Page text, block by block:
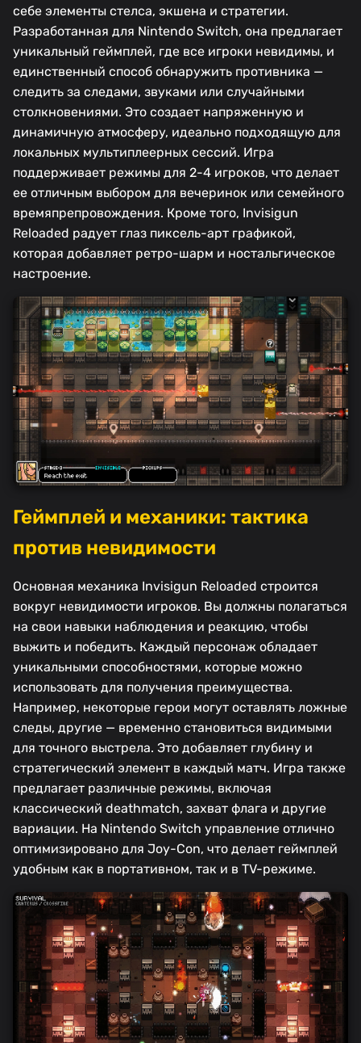
себе элементы стелса, экшена и стратегии.
Разработанная для Nintendo Switch, она предлагает
уникальный геймплей, где все игроки невидимы, и
единственный способ обнаружить противника —
следить за следами, звуками или случайными
столкновениями. Это создает напряженную и
динамичную атмосферу, идеально подходящую для
локальных мультиплеерных сессий. Игра
поддерживает режимы для 2-4 игроков, что делает
ее отличным выбором для вечеринок или семейного
времяпрепровождения. Кроме того, Invisigun
Reloaded радует глаз пиксель-арт графикой,
которая добавляет ретро-шарм и ностальгическое
настроение.
Геймплей и механики: тактика
против невидимости
Основная механика Invisigun Reloaded строится
вокруг невидимости игроков. Вы должны полагаться
на свои навыки наблюдения и реакцию, чтобы
выжить и победить. Каждый персонаж обладает
уникальными способностями, которые можно
использовать для получения преимущества.
Например, некоторые герои могут оставлять ложные
следы, другие — временно становиться видимыми
для точного выстрела. Это добавляет глубину и
стратегический элемент в каждый матч. Игра также
предлагает различные режимы, включая
классический deathmatch, захват флага и другие
вариации. На Nintendo Switch управление отлично
оптимизировано для Joy-Con, что делает геймплей
удобным как в портативном, так и в TV-режиме.